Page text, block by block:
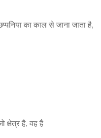
का काल से जाना जाता है,
क्षेत्र है, वह है